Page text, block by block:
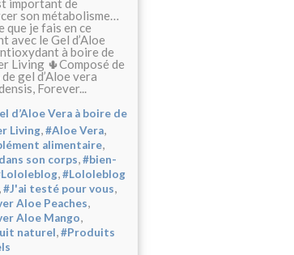
important de
son métabolisme…
que je fais en ce
avec le Gel d’Aloe
à boire de
Living 🌵Composé de
gel d’Aloe vera
Forever...
d’Aloe Vera à boire de
Living,#Aloe Vera,
alimentaire,
son corps,#bien-
,#Lololeblog
,#J'ai testé pour vous,
Aloe Peaches,
Aloe Mango,
naturel,#Produits